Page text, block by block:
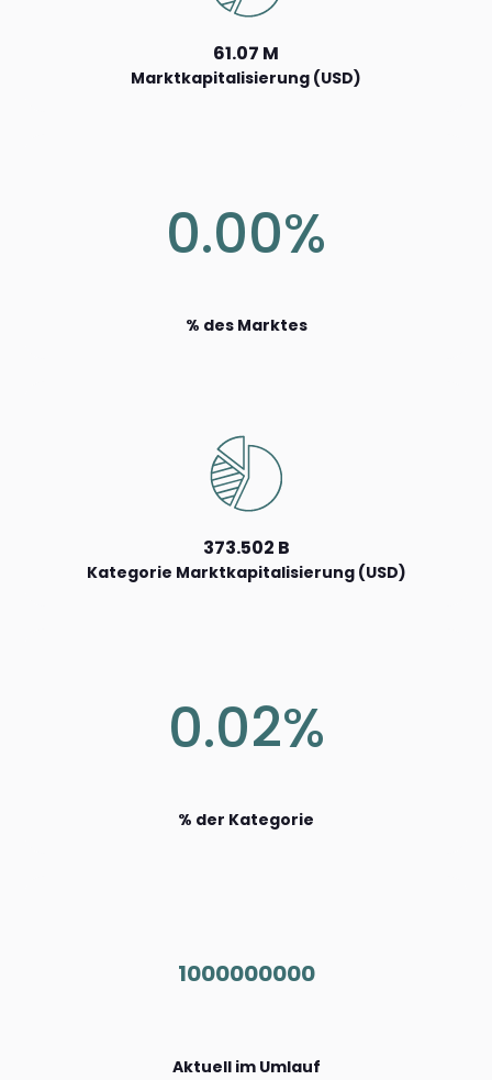
61.07 M
Marktkapitalisierung (USD)
0.00%
% des Marktes
373.502 B
Kategorie Marktkapitalisierung (USD)
0.02%
% der Kategorie
1000000000
Aktuell im Umlauf